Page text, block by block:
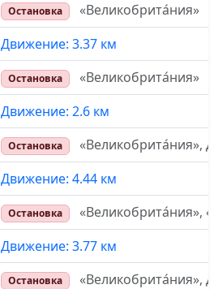
Остановка
«Великобрита́ния»
Движение: 3.37 км
Остановка
«Великобрита́ния»
Движение: 2.6 км
Остановка
«Великобрита́ния»,
Движение: 4.44 км
Остановка
«Великобрита́ния»,
Движение: 3.77 км
Остановка
«Великобрита́ния»,